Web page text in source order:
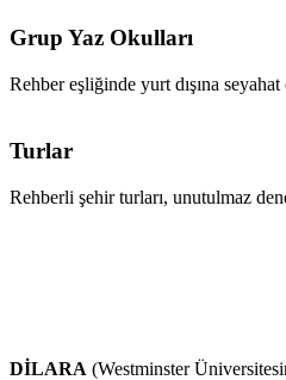
Grup Yaz Okulları
Rehber eşliğinde yurt dışına
Turlar
Rehberli şehir turları, unutulmaz
DİLARA (Westminster